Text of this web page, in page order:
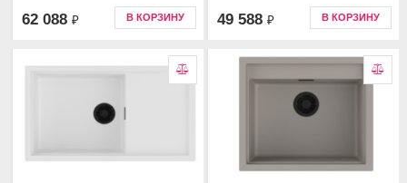
62 088 ₽ В КОРЗИНУ 49 588 ₽ В КОРЗИНУ